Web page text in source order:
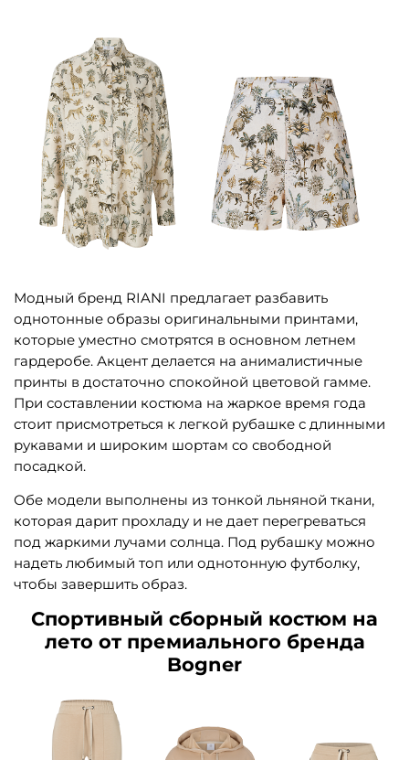
Модный бренд RIANI предлагает разбавить
однотонные образы оригинальными принтами,
которые уместно смотрятся в основном летнем
гардеробе. Акцент делается на анималистичные
принты в достаточно спокойной цветовой гамме.
При составлении костюма на жаркое время года
стоит присмотреться к легкой рубашке с длинными
рукавами и широким шортам со свободной
посадкой.
Обе модели выполнены из тонкой льняной ткани,
которая дарит прохладу и не дает перегреваться
под жаркими лучами солнца. Под рубашку можно
надеть любимый топ или однотонную футболку,
чтобы завершить образ.
Спортивный сборный костюм на
лето от премиального бренда
Bogner